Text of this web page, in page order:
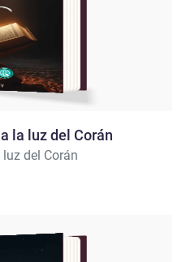
la luz del Corán
del Corán